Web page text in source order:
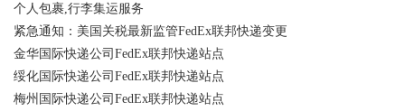
个人包裹,行李集运服务
紧急通知：美国关税最新监管FedEx联邦快递变更
金华国际快递公司FedEx联邦快递站点
绥化国际快递公司FedEx联邦快递站点
梅州国际快递公司FedEx联邦快递站点